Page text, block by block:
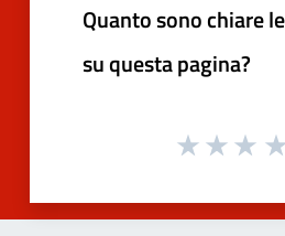
Quanto sono chiare
su questa pagina?